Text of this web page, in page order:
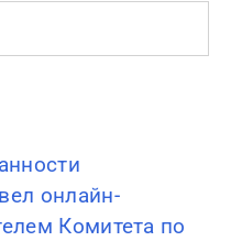
онлайн-
Комитета по